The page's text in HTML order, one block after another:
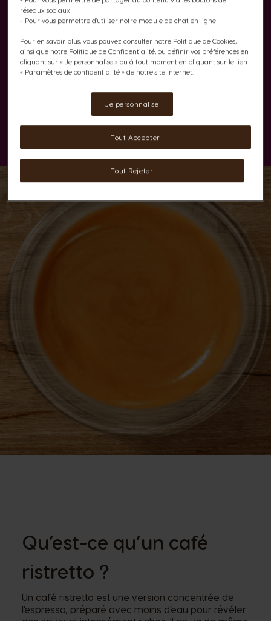
Une dose courte,
intensément riche
Emmenez vos sens dans un puissant voyage gustatif avec
notre NEO Ristretto. Découvrez l’intensité d’une torréfaction
de café Ristretto. Cette tasse courte et intense révèle une
amertume robuste et une subtile acidité, laissant une
empreinte plus durable et raffinée en bouche.
Qu’est-ce qu’un café
ristretto ?
Un café ristretto est une version concentrée de
l’espresso, préparé avec moins d’eau pour révéler
réseaux sociaux
- Pour vous permettre d'utiliser notre module de chat en ligne
Pour en savoir plus, vous pouvez consulter notre Politique de Cookies,
ainsi que notre Politique de Confidentialité, ou définir vos préférences en
cliquant sur « Je personnalise » ou à tout moment en cliquant sur le lien
« Paramètres de confidentialité » de notre site internet.
Je personnalise
Tout Rejeter
Tout Accepter